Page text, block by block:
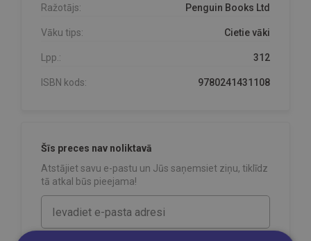
Ražotājs: Penguin Books Ltd
Vāku tips: Cietie vāki
Lpp.: 312
ISBN kods: 9780241431108
Šīs preces nav noliktavā
Atstājiet savu e-pastu un Jūs saņemsiet ziņu, tiklīdz
tā atkal būs pieejama!